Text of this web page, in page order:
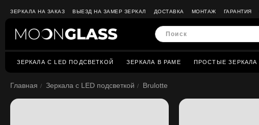
ЗЕРКАЛА НА ЗАКАЗ ВЫЕЗД НА ЗАМЕР ЗЕРКАЛ ДОСТАВКА МОНТАЖ ГАРАНТИЯ
ЗЕРКАЛА C LED ПОДСВЕТКОЙ ЗЕРКАЛА В РАМЕ ПРОСТЫЕ ЗЕРКАЛА
Главная Зеркала c LED подсветкой Brulotte